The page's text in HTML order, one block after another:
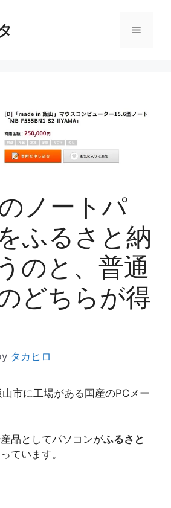
メ
ノートパ
ふるさと納
のと、普通
どちらが得
タカヒロ
市に工場がある国産のPCメー
品としてパソコンがふるさと
ています。